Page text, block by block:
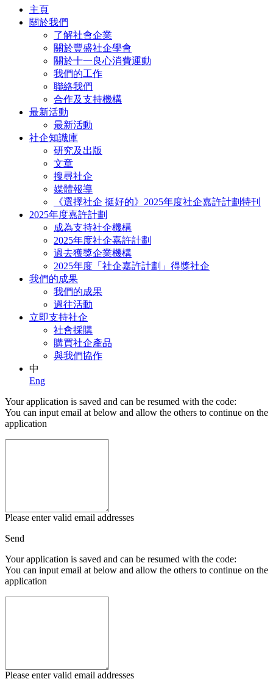
主頁
關於我們
了解社會企業
關於豐盛社企學會
關於十一良心消費運動
我們的工作
聯絡我們
合作及支持機構
最新活動
最新活動
社企知識庫
研究及出版
文章
搜尋社企
媒體報導
《選擇社企 挺好的》2025年度社企嘉許計劃特刊
2025年度嘉許計劃
成為支持社企機構
2025年度社企嘉許計劃
過去獲獎企業機構
2025年度「社企嘉許計劃」得獎社企
我們的成果
我們的成果
過往活動
立即支持社企
社會採購
購買社企產品
與我們協作
中
Eng
Your application is saved and can be resumed with the code:
You can input email at below and allow the others to continue on the
application
Please enter valid email addresses
Send
Your application is saved and can be resumed with the code:
You can input email at below and allow the others to continue on the
application
Please enter valid email addresses